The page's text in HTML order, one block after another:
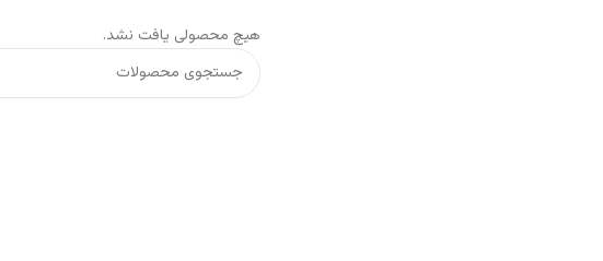
هیچ محصولی یافت نشد.